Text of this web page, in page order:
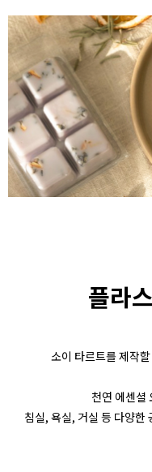
플라
소이 타르트를 제작
천연 에센셜
침실, 욕실, 거실 등 다양한